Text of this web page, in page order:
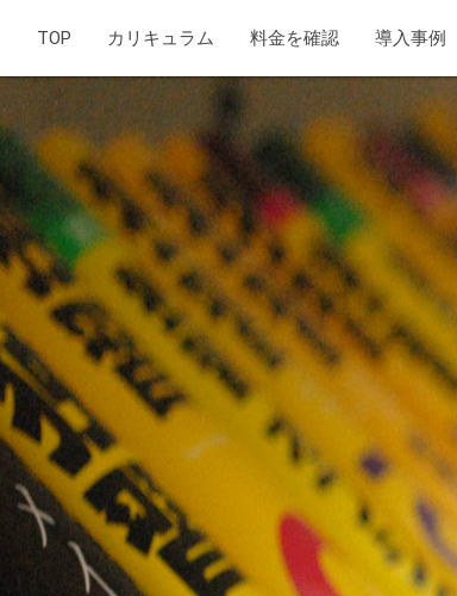
TOP カリキュラム 料金を確認 導入事例